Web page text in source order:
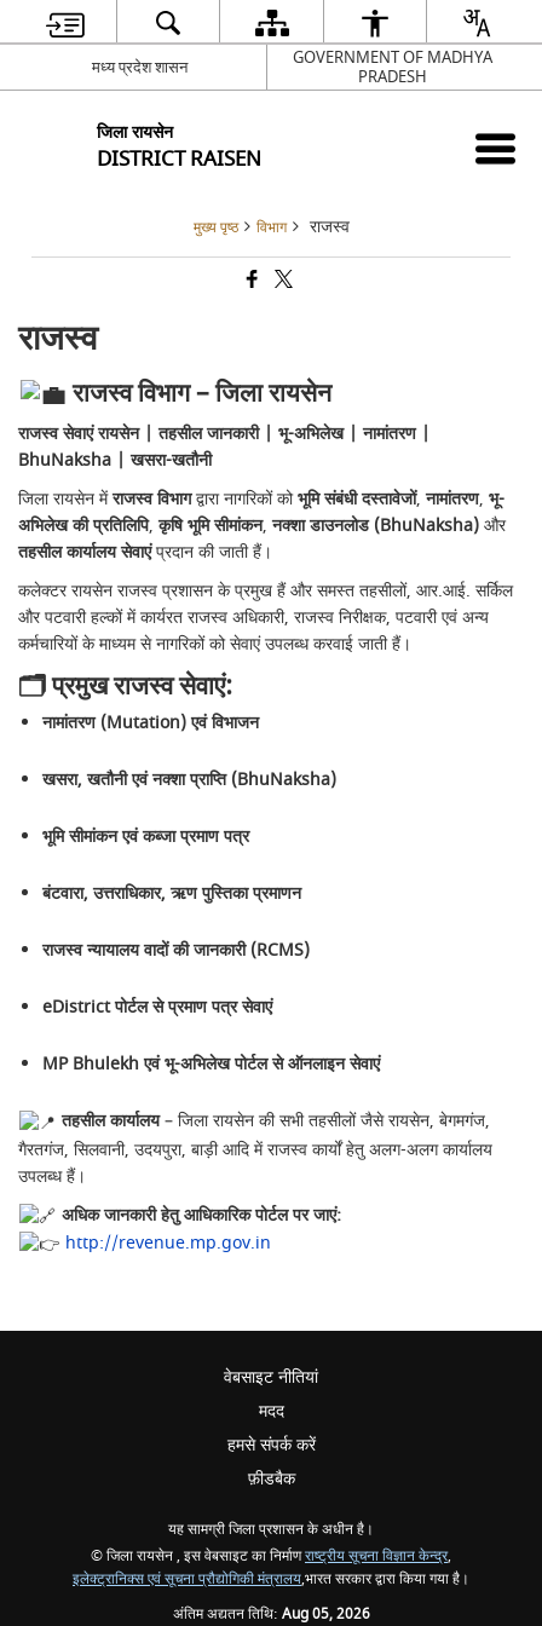
मध्य प्रदेश शासन
GOVERNMENT OF MADHYA
PRADESH
जिला रायसेन
DISTRICT RAISEN
मुख्य पृष्ठ विभाग राजस्व
राजस्व
राजस्व विभाग – जिला रायसेन
राजस्व सेवाएं रायसेन | तहसील जानकारी | भू-अभिलेख | नामांतरण |
BhuNaksha | खसरा-खतौनी
जिला रायसेन मेंराजस्व विभागद्वारा नागरिकों कोभूमि संबंधी दस्तावेजों,नामांतरण,भू-
अभिलेख की प्रतिलिपि,कृषि भूमि सीमांकन,नक्शा डाउनलोड (BhuNaksha)और
तहसील कार्यालय सेवाएंप्रदान की जाती हैं।
कलेक्टर रायसेन राजस्व प्रशासन के प्रमुख हैं और समस्त तहसीलों, आर.आई. सर्किल
और पटवारी हल्कों में कार्यरत राजस्व अधिकारी, राजस्व निरीक्षक, पटवारी एवं अन्य
कर्मचारियों के माध्यम से नागरिकों को सेवाएं उपलब्ध करवाई जाती हैं।
🗂 प्रमुख राजस्व सेवाएं:
नामांतरण (Mutation) एवं विभाजन
खसरा, खतौनी एवं नक्शा प्राप्ति (BhuNaksha)
भूमि सीमांकन एवं कब्जा प्रमाण पत्र
बंटवारा, उत्तराधिकार, ऋण पुस्तिका प्रमाणन
राजस्व न्यायालय वादों की जानकारी (RCMS)
eDistrict पोर्टल से प्रमाण पत्र सेवाएं
MP Bhulekh एवं भू-अभिलेख पोर्टल से ऑनलाइन सेवाएं
तहसील कार्यालय– जिला रायसेन की सभी तहसीलों जैसे रायसेन, बेगमगंज,
गैरतगंज, सिलवानी, उदयपुरा, बाड़ी आदि में राजस्व कार्यों हेतु अलग-अलग कार्यालय
उपलब्ध हैं।
अधिक जानकारी हेतु आधिकारिक पोर्टल पर जाएं:
http://revenue.mp.gov.in
वेबसाइट नीतियां
मदद
हमसे संपर्क करें
फ़ीडबैक
यह सामग्री जिला प्रशासन के अधीन है।
© जिला रायसेन , इस वेबसाइट का निर्माणराष्ट्रीय सूचना विज्ञान केन्द्र,
इलेक्ट्रानिक्स एवं सूचना प्रौद्योगिकी मंत्रालय,भारत सरकार द्वारा किया गया है।
अंतिम अद्यतन तिथि: Aug 05, 2026